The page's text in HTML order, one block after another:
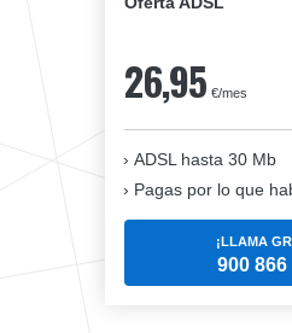
26,95 €/mes
ADSL hasta 30 Mb
Pagas por lo que
¡LLAMA
900 866